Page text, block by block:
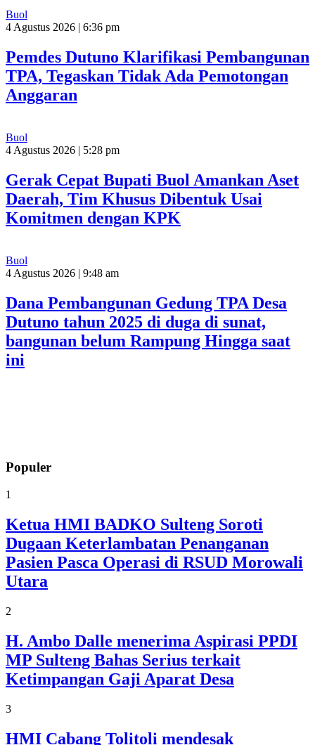
Buol
4 Agustus 2026 | 6:36 pm
Pemdes Dutuno Klarifikasi Pembangunan
TPA, Tegaskan Tidak Ada Pemotongan
Anggaran
Buol
4 Agustus 2026 | 5:28 pm
Gerak Cepat Bupati Buol Amankan Aset
Daerah, Tim Khusus Dibentuk Usai
Komitmen dengan KPK
Buol
4 Agustus 2026 | 9:48 am
Dana Pembangunan Gedung TPA Desa
Dutuno tahun 2025 di duga di sunat,
bangunan belum Rampung Hingga saat
ini
Populer
1
Ketua HMI BADKO Sulteng Soroti
Dugaan Keterlambatan Penanganan
Pasien Pasca Operasi di RSUD Morowali
Utara
2
H. Ambo Dalle menerima Aspirasi PPDI
MP Sulteng Bahas Serius terkait
Ketimpangan Gaji Aparat Desa
3
HMI Cabang Tolitoli mendesak